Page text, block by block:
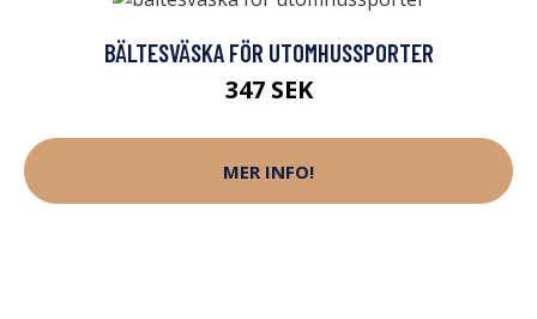
BÄLTESVÄSKA FÖR UTOMHUSSPORTER
347 SEK
MER INFO!